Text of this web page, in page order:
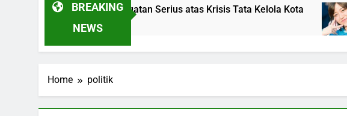
BREAKING
NEWS
Dievakuasi, Peringatan Serius atas Krisis Tata Kelola Kota
Home politik